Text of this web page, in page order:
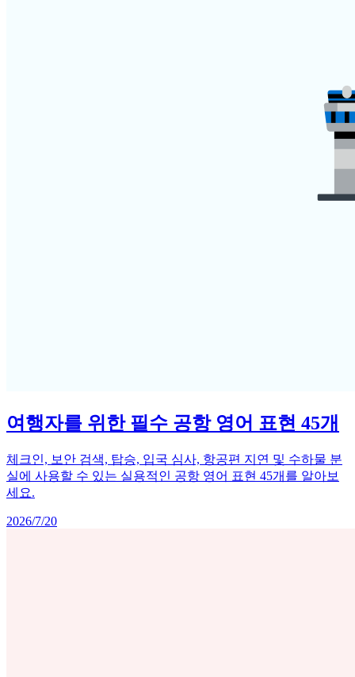
여행자를 위한 필수 공항 영어 표현 45개
체크인, 보안 검색, 탑승, 입국 심사, 항공편 지연 및 수하물 분
실에 사용할 수 있는 실용적인 공항 영어 표현 45개를 알아보
세요.
2026/7/20